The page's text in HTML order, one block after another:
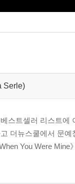
Serle)
스트셀러 리스트
더뉴스쿨에서 문
You Were